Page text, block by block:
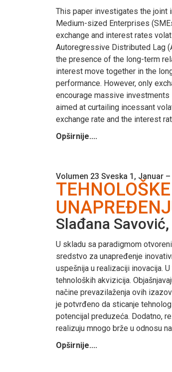
This paper investigates the joint
Medium-sized Enterprises
exchange and interest rates
Autoregressive Distributed Lag
the presence of the long-term
interest move together in the
performance. However, only
encourage massive
aimed at curtailing incessant
exchange rate and the interest
Opširnije....
Volumen 23 Sveska 1, Januar
Slađana
U skladu sa paradigmom
sredstvo za unapređenje
uspešnija u realizaciji inovacija.
tehnoloških akvizicija.
načine prevazilaženja ovih
je potvrđeno da sticanje
potencijal preduzeća. Dodatno,
realizuju mnogo brže u odnosu
Opširnije....